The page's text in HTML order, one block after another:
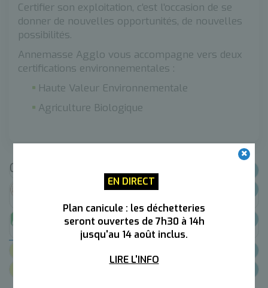
EN DIRECT
Plan canicule : les déchetteries
seront ouvertes de 7h30 à 14h
jusqu'au 14 août inclus.
LIRE L'INFO
Certifier son exploitation, c’est l’occasion de se
donner de nouvelles opportunités, de nouvelles
possibilités.
Annemasse Agglo vous accompagne vers deux
certifications environnementales :
Haute Valeur Environnementale
Agriculture Biologique
Certifier son exploitation, c’est...
Se faire certifier HVE : Haute Valeur
Environnementale
Se faire certifier AB : Agriculture
Biologique